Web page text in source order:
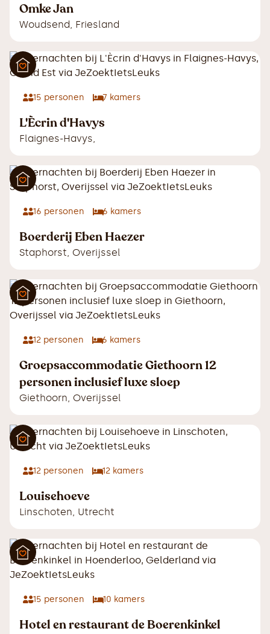
Omke Jan
Woudsend, Friesland
15 personen 7 kamers
L'Ècrin d'Havys
Flaignes-Havys,
16 personen 6 kamers
Boerderij Eben Haezer
Staphorst, Overijssel
12 personen 6 kamers
Groepsaccommodatie Giethoorn 12
personen inclusief luxe sloep
Giethoorn, Overijssel
12 personen 12 kamers
Louisehoeve
Linschoten, Utrecht
15 personen 10 kamers
Hotel en restaurant de Boerenkinkel